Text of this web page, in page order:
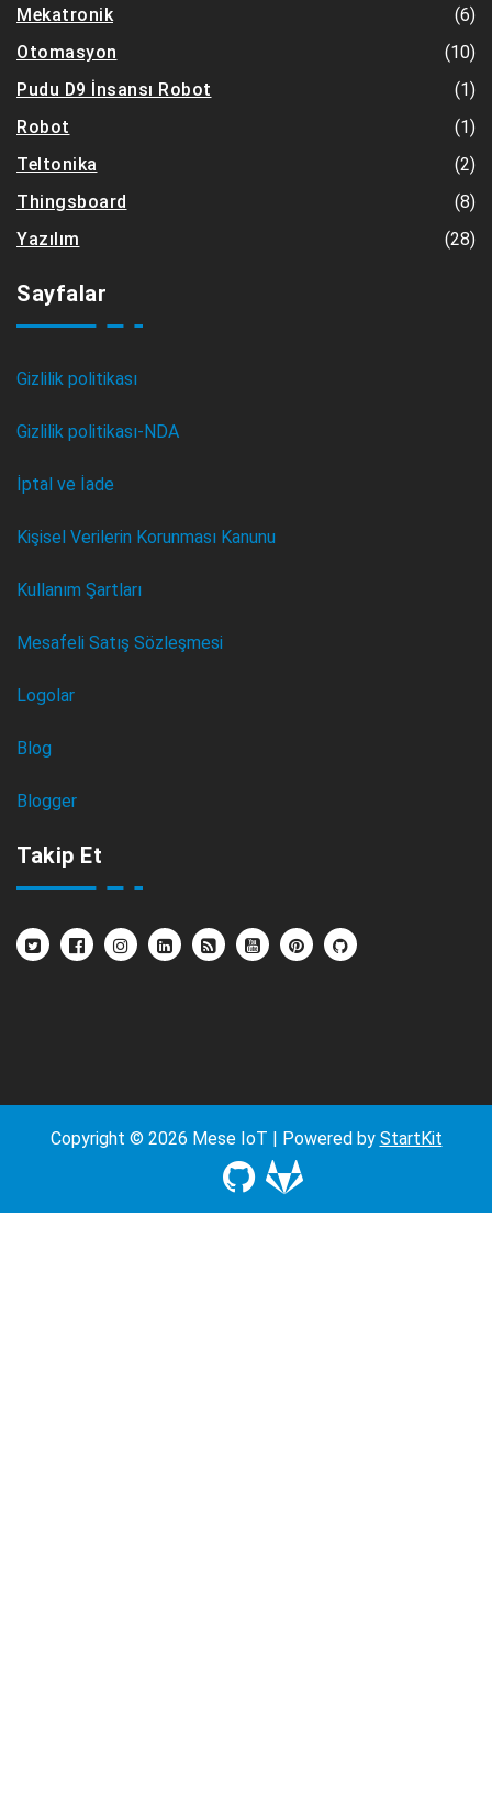
Mekatronik
(6)
Otomasyon
(10)
Pudu D9 İnsansı Robot
(1)
Robot
(1)
Teltonika
(2)
Thingsboard
(8)
Yazılım
(28)
Sayfalar
Gizlilik politikası
Gizlilik politikası-NDA
İptal ve İade
Kişisel Verilerin Korunması Kanunu
Kullanım Şartları
Mesafeli Satış Sözleşmesi
Logolar
Blog
Blogger
Takip Et
Copyright © 2026 Mese IoT | Powered by StartKit